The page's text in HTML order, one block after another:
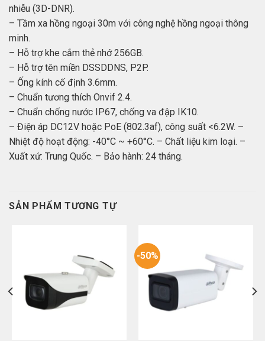
nhiễu (3D-DNR).
– Tầm xa hồng ngoại 30m với công nghệ hồng ngoại thông
minh.
– Hỗ trợ khe cắm thẻ nhớ 256GB.
– Hỗ trợ tên miền DSSDDNS, P2P.
– Ống kính cố định 3.6mm.
– Chuẩn tương thích Onvif 2.4.
– Chuẩn chống nước IP67, chống va đập IK10.
– Điện áp DC12V hoặc PoE (802.3af), công suất <6.2W. –
Nhiệt độ hoạt động: -40°C ~ +60°C. – Chất liệu kim loại. –
Xuất xứ: Trung Quốc. – Bảo hành: 24 tháng.
SẢN PHẨM TƯƠNG TỰ
-50%